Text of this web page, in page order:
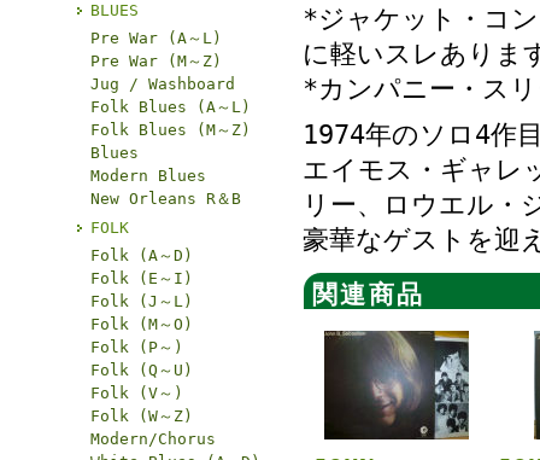
BLUES
Pre War (A～L)
Pre War (M～Z)
Jug / Washboard
Folk Blues (A～L)
Folk Blues (M～Z)
Blues
Modern Blues
New Orleans R＆B
FOLK
Folk (A～D)
Folk (E～I)
Folk (J～L)
Folk (M～O)
Folk (P～)
Folk (Q～U)
Folk (V～)
Folk (W～Z)
Modern/Chorus
*ジャケット・コ
に軽いスレありま
*カンパニー・ス
1974年のソロ4作
エイモス・ギャレ
リー、ロウエル・
豪華なゲストを迎
関連商品